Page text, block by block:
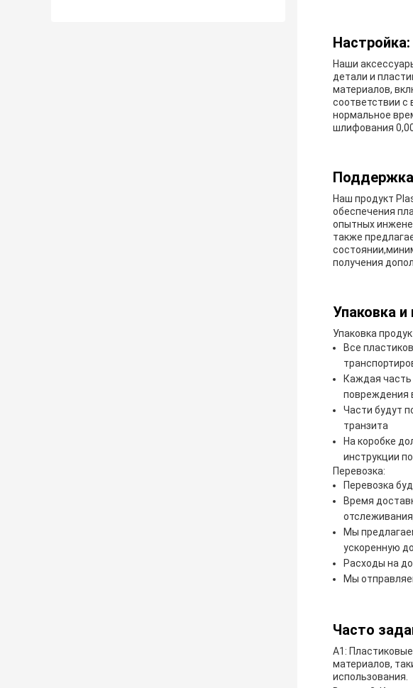
Настройка:
Наши
детали и
материалов,
соответствии
нормальное
шлифования
Поддержка
Наш продукт
обеспечения
опытных
также
получения
Упаковка и
Упаковка
Все
Каждая
повреждения
Части будут
транзита
На коробке
инструкции
Перевозка:
Перевозка
Время
Мы
ускоренную
Расходы на
Мы
Часто
A1:
материалов,
использования.